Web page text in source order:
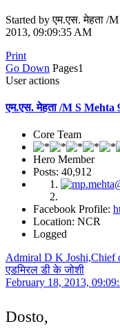
Started by एम.एस. मेहता /
2013, 09:09:35 AM
Print
Go Down Pages1
User actions
एम.एस. मेहता /M S Mehta
Core Team
Hero Member
Posts: 40,912
Facebook Profile:
Location: NCR
Logged
Admiral D K Joshi,Chief
एडमिरल डी के जोशी
February 18, 2013,
Dosto,